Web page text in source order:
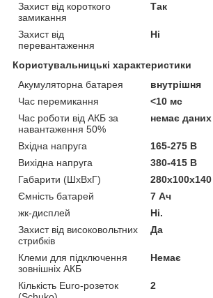
Захист від короткого
замикання
Так
Захист від
перевантаження
Ні
Користувальницькі характеристики
Акумуляторна батарея
внутрішня
Час перемикання
<10 мс
Час роботи від АКБ за
навантаження 50%
немає даних
Вхідна напруга
165-275 В
Вихідна напруга
380-415 В
Габарити (ШхВхГ)
Ємність батарей
7 Ач
жк-дисплей
Ні.
Захист від високовольтних
стрибків
Да
Клеми для підключення
зовнішніх АКБ
Немає
Кількість Euro-розеток
2